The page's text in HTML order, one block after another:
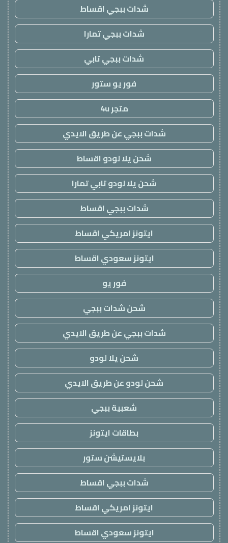
شدات ببجي اقساط
شدات ببجي تمارا
شدات ببجي تابي
فور يو ستور
متجر 4u
شدات ببجي عن طريق الايدي
شحن يلا لودو اقساط
شحن يلا لودو تابي تمارا
شدات ببجي اقساط
ايتونز امريكي اقساط
ايتونز سعودي اقساط
فور يو
شحن شدات ببجي
شدات ببجي عن طريق الايدي
شحن يلا لودو
شحن لودو عن طريق الايدي
شعبية ببجي
بطاقات ايتونز
بلايستيشن ستور
شدات ببجي اقساط
ايتونز امريكي اقساط
ايتونز سعودي اقساط